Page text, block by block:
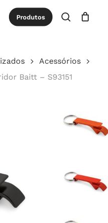
Produtos
procurar
Close
Acessórios
Baitt – S93151